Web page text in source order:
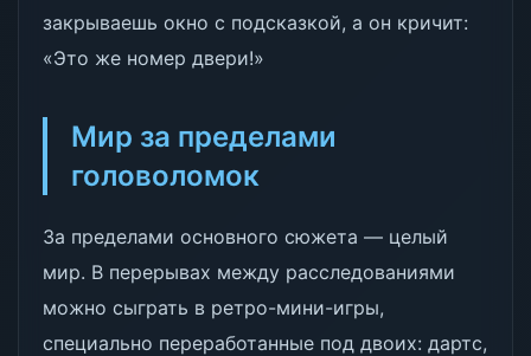
закрываешь окно с подсказкой, а он кричит:
«Это же номер двери!»
Мир за пределами
головоломок
За пределами основного сюжета — целый
мир. В перерывах между расследованиями
можно сыграть в ретро-мини-игры,
специально переработанные под двоих: дартс,